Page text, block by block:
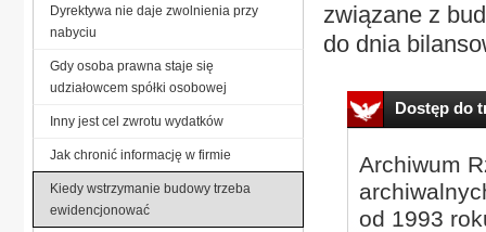
związane z
do dnia
Dostęp do
Archiwum
od 1993
Dyrektywa nie daje zwolnienia przy
nabyciu
Gdy osoba prawna staje się
udziałowcem spółki osobowej
Inny jest cel zwrotu wydatków
Jak chronić informację w firmie
Kiedy wstrzymanie budowy trzeba
ewidencjonować